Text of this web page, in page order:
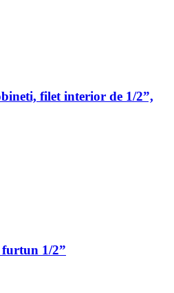
filet interior de 1/2”,
1/2”